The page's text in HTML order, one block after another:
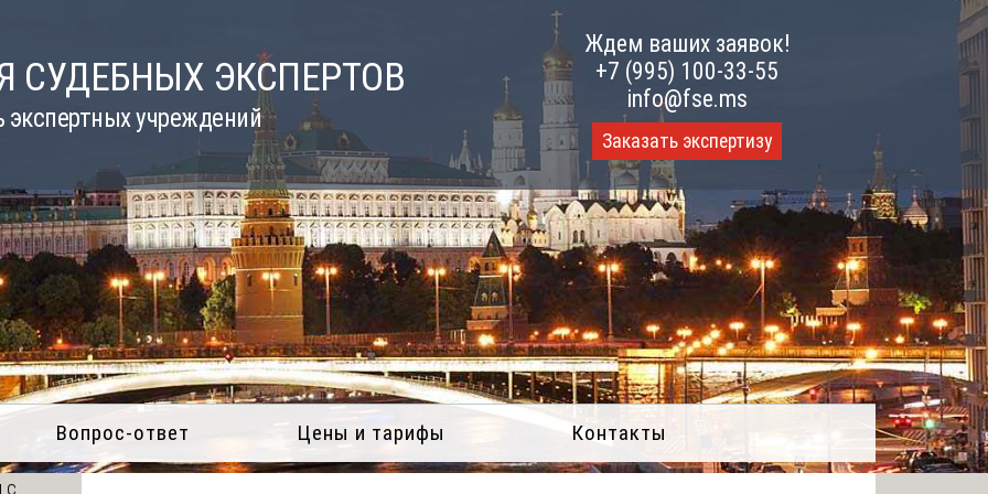
СУДЕБНЫХ ЭКСПЕРТОВ
экспертных учреждений
Ждем ваших заявок!
+7 (995) 100-33-55
info@fse.ms
Заказать экспертизу
Вопрос-ответ Цены и тарифы Контакты
с